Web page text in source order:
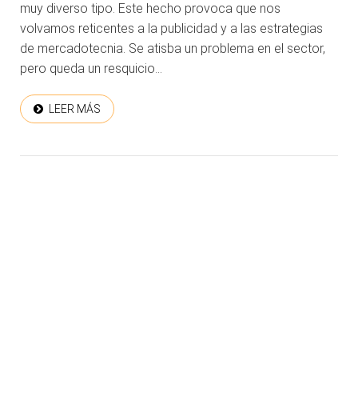
muy diverso tipo. Este hecho provoca que nos
volvamos reticentes a la publicidad y a las estrategias
de mercadotecnia. Se atisba un problema en el sector,
pero queda un resquicio...
LEER MÁS